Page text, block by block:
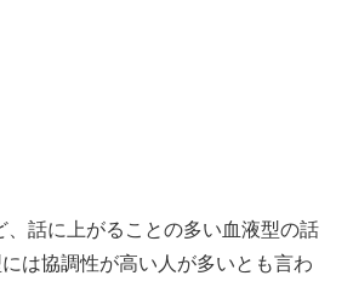
、話に上がることの多い血液型の話
は協調性が高い人が多いとも言わ